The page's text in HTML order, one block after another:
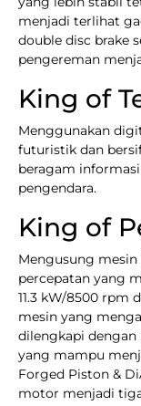
menjadi terlihat
double disc brake
pengereman
King of
Menggunakan
futuristik dan
beragam
pengendara.
King of
Mengusung mesin
percepatan yang
11.3 kW/8500 rpm
mesin yang
dilengkapi
yang mampu
Forged Piston &
motor menjadi